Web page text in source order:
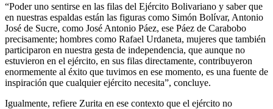
“Poder uno sentirse en las filas del Ejército Bolivariano y saber que
en nuestras espaldas están las figuras como Simón Bolívar, Antonio
José de Sucre, como José Antonio Páez, ese Páez de Carabobo
precisamente; hombres como Rafael Urdaneta, mujeres que también
participaron en nuestra gesta de independencia, que aunque no
estuvieron en el ejército, en sus filas directamente, contribuyeron
enormemente al éxito que tuvimos en ese momento, es una fuente de
inspiración que cualquier ejército necesita”, concluye.
Igualmente, refiere Zurita en ese contexto que el ejército no